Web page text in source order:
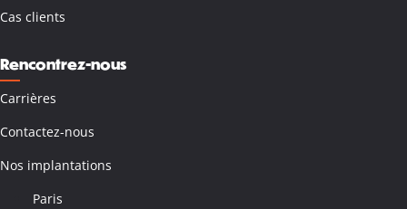
Cas clients
Rencontrez-nous
Carrières
Contactez-nous
Nos implantations
Paris